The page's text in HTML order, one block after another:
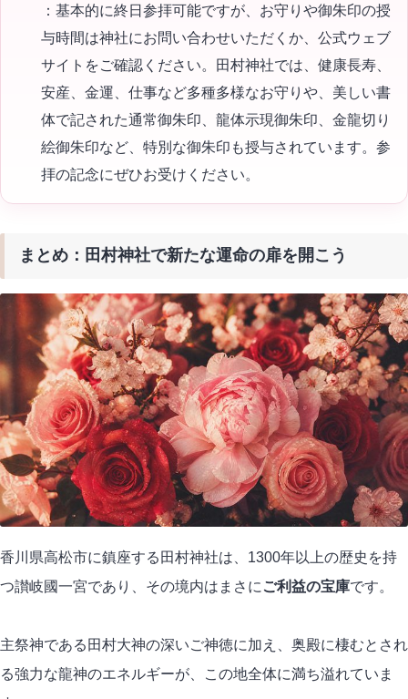
：基本的に終日参拝可能ですが、お守りや御朱印の授
与時間は神社にお問い合わせいただくか、公式ウェブ
サイトをご確認ください。田村神社では、健康長寿、
安産、金運、仕事など多種多様なお守りや、美しい書
体で記された通常御朱印、龍体示現御朱印、金龍切り
絵御朱印など、特別な御朱印も授与されています。参
拝の記念にぜひお受けください。
まとめ：田村神社で新たな運命の扉を開こう
香川県高松市に鎮座する田村神社は、1300年以上の歴史を持
つ讃岐國一宮であり、その境内はまさに ご利益の宝庫です。
主祭神である田村大神の深いご神徳に加え、奥殿に棲むとされ
る強力な龍神のエネルギーが、この地全体に満ち溢れていま